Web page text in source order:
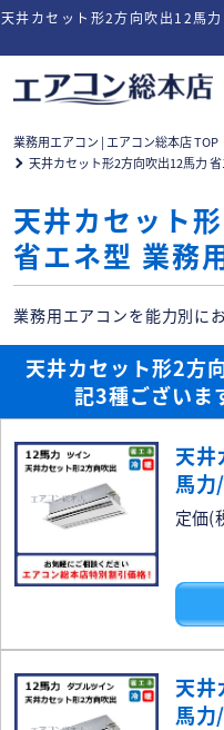
天井カセット形2方向吹出12馬
業務用エアコン | エアコン総本店 TOP
天井カセット形2方向吹出12馬力
天井カセット
省エネ型 業務
業務用エアコンを能力別に
天井カセット形2方
記3種ございま
天
馬
定価(
天
馬